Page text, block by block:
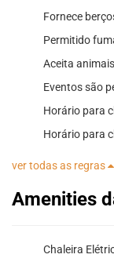
Fornece
Permitido
Aceita
Eventos são
Horário para
Horário para
ver todas as regras
Amenities
Chaleira